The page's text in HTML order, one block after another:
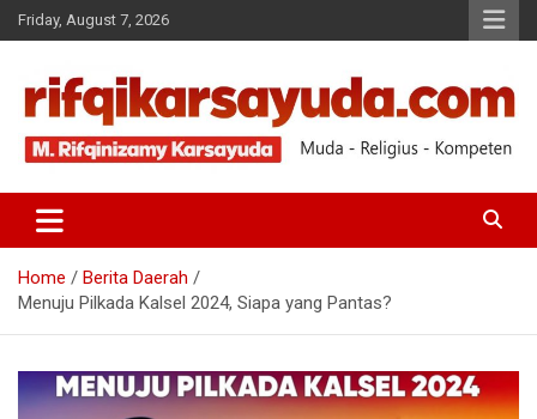
Friday, August 7, 2026
RIFQI KARSAYUDA
Home
Berita Daerah
Menuju Pilkada Kalsel 2024, Siapa yang Pantas?